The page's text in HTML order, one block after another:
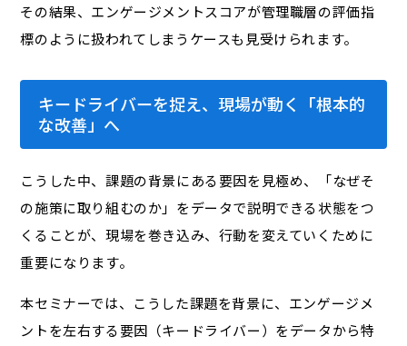
その結果、エンゲージメントスコアが管理職層の評価指
標のように扱われてしまうケースも見受けられます。
キードライバーを捉え、現場が動く「根本的
な改善」へ
こうした中、課題の背景にある要因を見極め、「なぜそ
の施策に取り組むのか」をデータで説明できる状態をつ
くることが、現場を巻き込み、行動を変えていくために
重要になります。
本セミナーでは、こうした課題を背景に、エンゲージメ
ントを左右する要因（キードライバー）をデータから特